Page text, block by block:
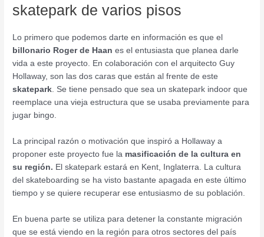
skatepark de varios pisos
Lo primero que podemos darte en información es que el
billonario Roger de Haan es el entusiasta que planea darle
vida a este proyecto. En colaboración con el arquitecto Guy
Hollaway, son las dos caras que están al frente de este
skatepark . Se tiene pensado que sea un skatepark indoor que
reemplace una vieja estructura que se usaba previamente para
jugar bingo.
La principal razón o motivación que inspiró a Hollaway a
proponer este proyecto fue la masificación de la cultura en
su región. El skatepark estará en Kent, Inglaterra. La cultura
del skateboarding se ha visto bastante apagada en este último
tiempo y se quiere recuperar ese entusiasmo de su población.
En buena parte se utiliza para detener la constante migración
que se está viendo en la región para otros sectores del país